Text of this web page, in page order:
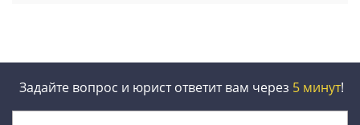
Задайте вопрос и юрист ответит вам через 5 минут!